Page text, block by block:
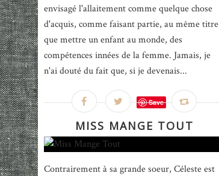
envisagé l'allaitement comme quelque chose
d'acquis, comme faisant partie, au même titre
que mettre un enfant au monde, des
compétences innées de la femme. Jamais, je
n'ai douté du fait que, si je devenais...
Save
MISS MANGE TOUT
Contrairement à sa grande soeur, Céleste est